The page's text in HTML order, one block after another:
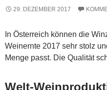
29. DEZEMBER 2017
In Österreich können die
Weinernte 2017 sehr stolz
Menge passt. Die Qualität
Welt-